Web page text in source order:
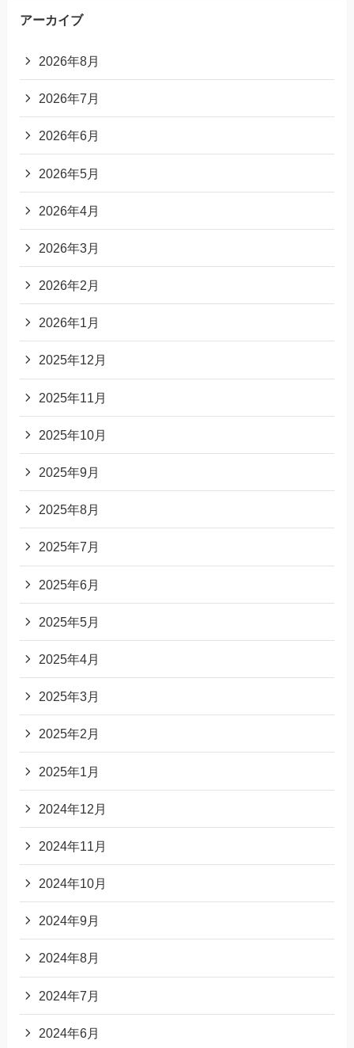
アーカイブ
2026年8月
2026年7月
2026年6月
2026年5月
2026年4月
2026年3月
2026年2月
2026年1月
2025年12月
2025年11月
2025年10月
2025年9月
2025年8月
2025年7月
2025年6月
2025年5月
2025年4月
2025年3月
2025年2月
2025年1月
2024年12月
2024年11月
2024年10月
2024年9月
2024年8月
2024年7月
2024年6月